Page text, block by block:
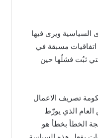
السياسية ويرى فيها
مسبقة في
ثبُت فشلُها حين
تصريف الاعمال
العام الذي يورّط
الخطأ بخطأ هو